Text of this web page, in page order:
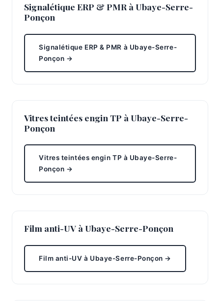
Signalétique ERP & PMR à Ubaye-Serre-
Ponçon
Signalétique ERP & PMR à Ubaye-Serre-
Ponçon →
Vitres teintées engin TP à Ubaye-Serre-
Ponçon
Vitres teintées engin TP à Ubaye-Serre-
Ponçon →
Film anti-UV à Ubaye-Serre-Ponçon
Film anti-UV à Ubaye-Serre-Ponçon →